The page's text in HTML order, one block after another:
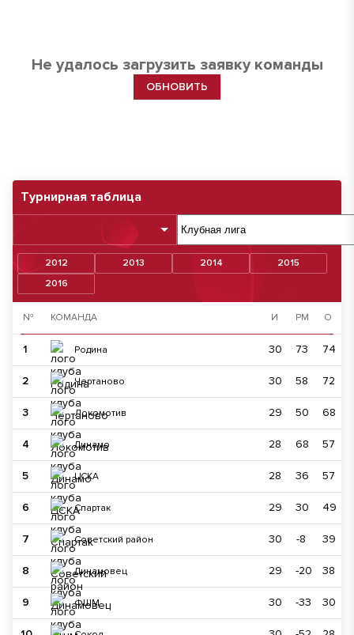
Турнирная таблица
2012 2013 2014
2015
2016
№ КОМАНДА И РМ О
1 Родина 30 73 74
2 Чертаново 30 58 72
3 Локомотив 29 50 68
4 Динамо 28 68 57
5 ЦСКА 28 36 57
6 Спартак 29 30 49
7 Советский район 30 -8 39
8 Динамовец 29 -20 38
9 ФШМ 30 -33 30
Не удалось загрузить заявку команды
ОБНОВИТЬ